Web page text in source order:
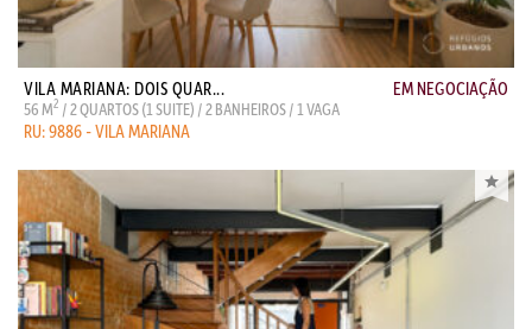
VILA MARIANA: DOIS QUAR... EM NEGOCIAÇÃO
56 M2 / 2 QUARTOS (1 SUITE) / 2 BANHEIROS / 1 VAGA
RU: 9886 - VILA MARIANA